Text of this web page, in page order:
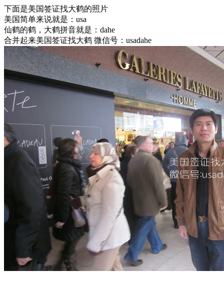
下面是美国签证找大鹤的照片
美国简单来说就是：usa
仙鹤的鹤，大鹤拼音就是：dahe
合并起来美国签证找大鹤 微信号：usadahe